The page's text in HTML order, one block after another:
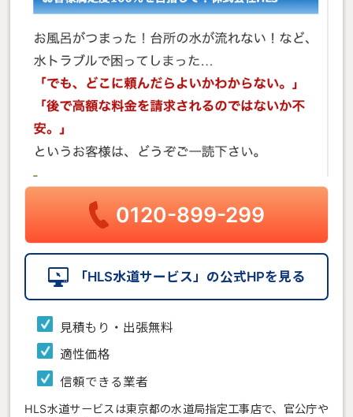
0120-899-299
「HLS水道サービス」の公式HPを見る
見積もり・出張無料
適性価格
信頼できる業者
HLS水道サービスは東京都の水道局指定工事店で、官公庁や